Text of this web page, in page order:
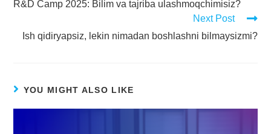
R&D Camp 2025: Bilim va tajriba ulashmoqchimisiz?
Next Post
Ish qidiryapsiz, lekin nimadan boshlashni bilmaysizmi?
YOU MIGHT ALSO LIKE